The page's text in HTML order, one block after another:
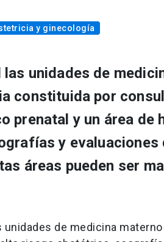
y ginecología
las unidades de
constituida por
prenatal y un área de
y
áreas pueden ser
unidades de medicina